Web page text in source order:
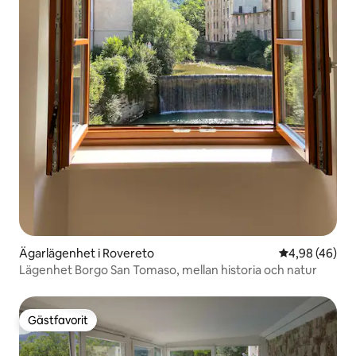
Ägarlägenhet i Rovereto 4,98 av 5 i
4,98 (46)
Lägenhet Borgo San Tomaso, mellan historia och natur
Gästfavorit
Gästfavorit